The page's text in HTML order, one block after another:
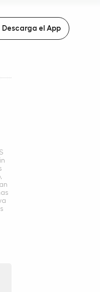
Descarga el App